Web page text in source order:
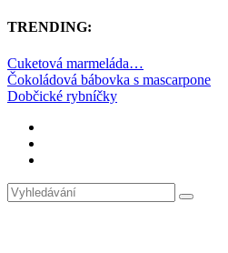
TRENDING:
Cuketová marmeláda…
Čokoládová bábovka s mascarpone
Dobčické rybníčky